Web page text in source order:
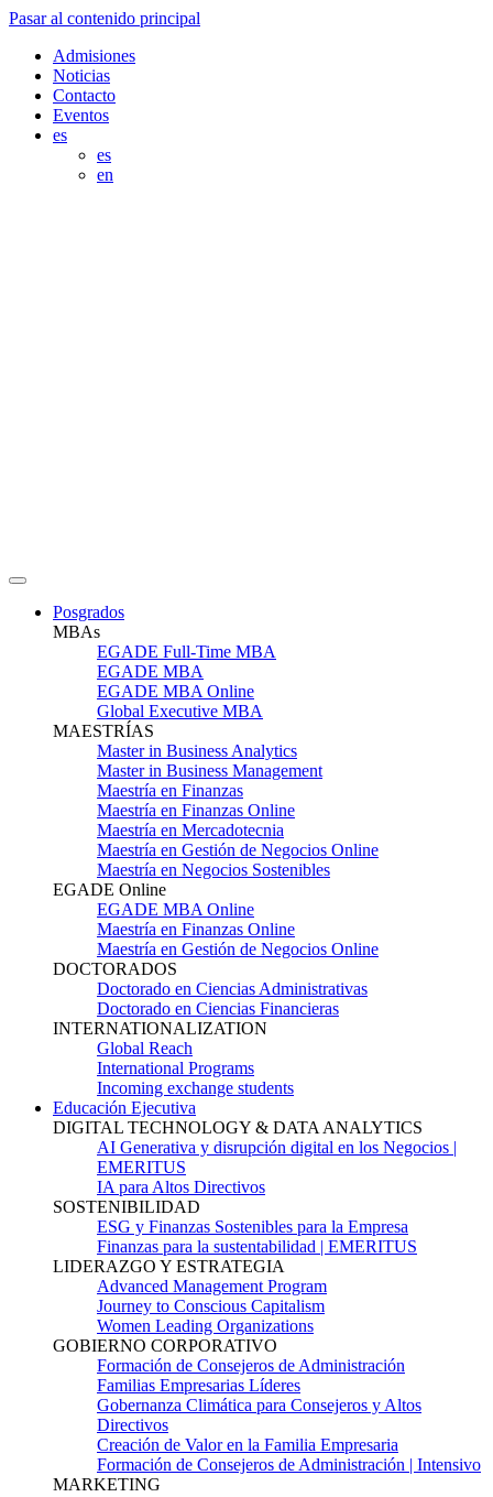
Pasar al contenido principal
Admisiones
Noticias
Contacto
Eventos
es
es
en
Posgrados
MBAs
EGADE Full-Time MBA
EGADE MBA
EGADE MBA Online
Global Executive MBA
MAESTRÍAS
Master in Business Analytics
Master in Business Management
Maestría en Finanzas
Maestría en Finanzas Online
Maestría en Mercadotecnia
Maestría en Gestión de Negocios Online
Maestría en Negocios Sostenibles
EGADE Online
EGADE MBA Online
Maestría en Finanzas Online
Maestría en Gestión de Negocios Online
DOCTORADOS
Doctorado en Ciencias Administrativas
Doctorado en Ciencias Financieras
INTERNATIONALIZATION
Global Reach
International Programs
Incoming exchange students
Educación Ejecutiva
DIGITAL TECHNOLOGY & DATA ANALYTICS
AI Generativa y disrupción digital en los Negocios |
EMERITUS
IA para Altos Directivos
SOSTENIBILIDAD
ESG y Finanzas Sostenibles para la Empresa
Finanzas para la sustentabilidad | EMERITUS
LIDERAZGO Y ESTRATEGIA
Advanced Management Program
Journey to Conscious Capitalism
Women Leading Organizations
GOBIERNO CORPORATIVO
Formación de Consejeros de Administración
Familias Empresarias Líderes
Gobernanza Climática para Consejeros y Altos
Directivos
Creación de Valor en la Familia Empresaria
Formación de Consejeros de Administración | Intensivo
MARKETING